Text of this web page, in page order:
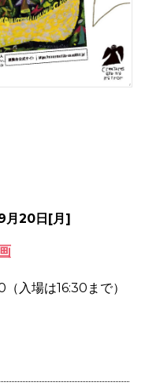
月20日[月]
入場は16:30まで）